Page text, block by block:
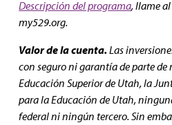
Descripción del programa, llame
my529.org.
Valor de la cuenta.Las
con seguro ni garantía de parte de
Educación Superior de Utah, la
para la Educación de Utah,
federal ni ningún tercero. Sin